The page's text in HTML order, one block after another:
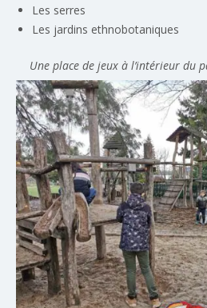
Les serres
Les jardins ethnobotaniques
Une place de jeux à l’intérieur du